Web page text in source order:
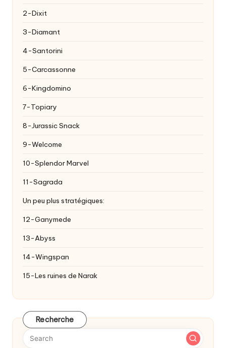
2-Dixit
3-Diamant
4-Santorini
5-Carcassonne
6-Kingdomino
7-Topiary
8-Jurassic Snack
9-Welcome
10-Splendor Marvel
11-Sagrada
Un peu plus stratégiques:
12-Ganymede
13-Abyss
14-Wingspan
15-Les ruines de Narak
Recherche